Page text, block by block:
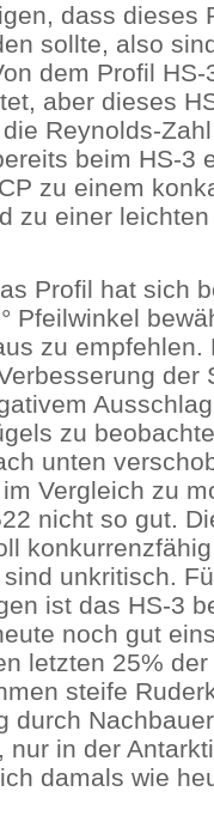
dass dieses
sollte, also
dem Profil
aber dieses
Reynolds-
beim HS-3
zu einem
zu einer
Profil hat sich
Pfeilwinkel
zu empfehlen.
der
zu
unten
Vergleich zu
nicht so gut.
unkritisch.
ist das HS-3
noch gut
letzten 25%
steife
durch
in der
damals wie